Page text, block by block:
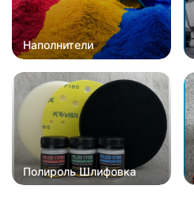
Наполнители
Полироль Шлифовка